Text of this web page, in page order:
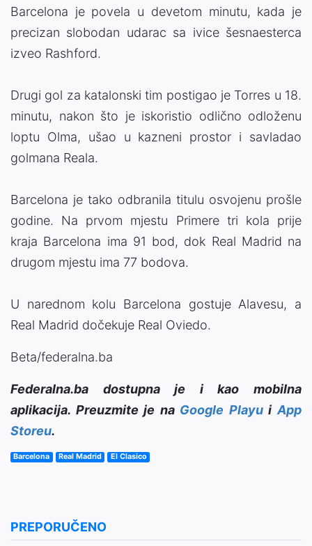
Barcelona je povela u devetom minutu, kada je
precizan slobodan udarac sa ivice šesnaesterca
izveo Rashford.
Drugi gol za katalonski tim postigao je Torres u 18.
minutu, nakon što je iskoristio odlično odloženu
loptu Olma, ušao u kazneni prostor i savladao
golmana Reala.
Barcelona je tako odbranila titulu osvojenu prošle
godine. Na prvom mjestu Primere tri kola prije
kraja Barcelona ima 91 bod, dok Real Madrid na
drugom mjestu ima 77 bodova.
U narednom kolu Barcelona gostuje Alavesu, a
Real Madrid dočekuje Real Oviedo.
Beta/federalna.ba
Federalna.ba dostupna je i kao mobilna
aplikacija. Preuzmite je na Google PlayuiApp
Storeu.
Barcelona Real Madrid El Clasico
PREPORUČENO